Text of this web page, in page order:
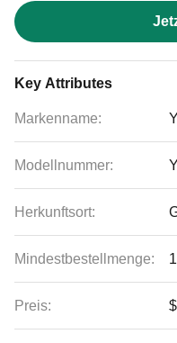
Key Attributes
Markenname:
Modellnummer:
Herkunftsort:
Mindestbestellmenge:
Preis: